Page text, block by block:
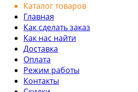
Каталог товаров
Главная
Как сделать заказ
Как нас найти
Доставка
Оплата
Режим работы
Контакты